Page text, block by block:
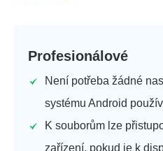
Profesionálové
Není potřeba žádné
systému Android
K souborům lze
zařízení, pokud je k